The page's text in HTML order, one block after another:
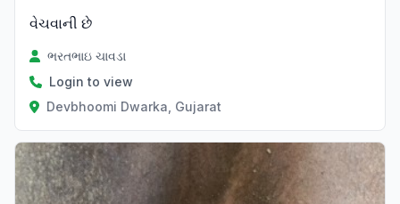
વેચવાની છે
ભરતભાઇ ચાવડા
Login to view
Devbhoomi Dwarka, Gujarat